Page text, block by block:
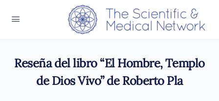
Reseña del libro “El Hombre, Templo
de Dios Vivo” de Roberto Pla